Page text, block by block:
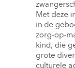
Met deze
in de
zorg-op-
kind, die
grote
culturele